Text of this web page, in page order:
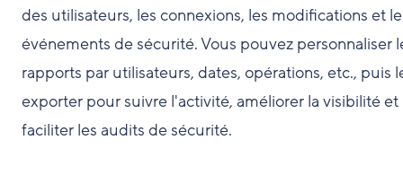
des utilisateurs, les connexions, les modifications et
événements de sécurité. Vous pouvez personnaliser
rapports par utilisateurs, dates, opérations, etc., puis
exporter pour suivre l'activité, améliorer la visibilité et
faciliter les audits de sécurité.